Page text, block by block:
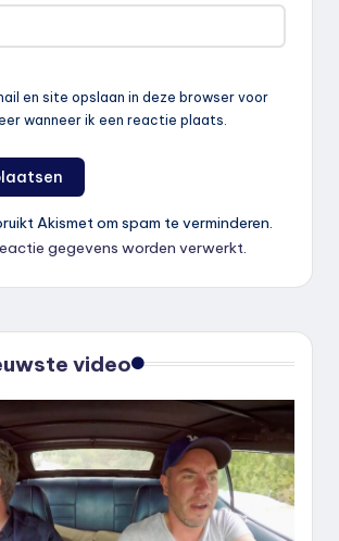
en site opslaan in deze browser voor
wanneer ik een reactie plaats.
Akismet om spam te verminderen.
gegevens worden verwerkt.
video